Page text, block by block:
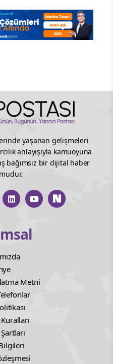
yaşanan gelişmeleri
anlayışıyla kamuoyuna
bağımsız bir dijital haber
Metni